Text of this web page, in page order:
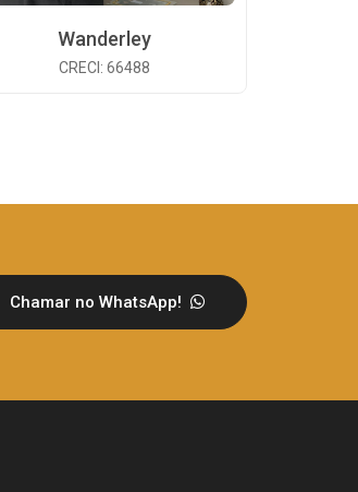
Wanderley
CRECI: 66488
Chamar no WhatsApp!